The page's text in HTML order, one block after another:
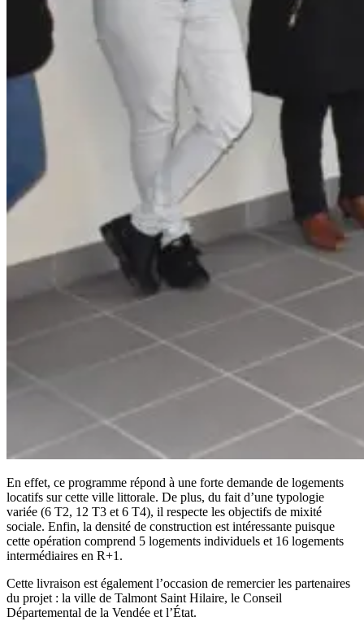
En effet, ce programme répond à une forte demande de logements
locatifs sur cette ville littorale. De plus, du fait d’une typologie
variée (6 T2, 12 T3 et 6 T4), il respecte les objectifs de mixité
sociale. Enfin, la densité de construction est intéressante puisque
cette opération comprend 5 logements individuels et 16 logements
intermédiaires en R+1.
Cette livraison est également l’occasion de remercier les partenaires
du projet : la ville de Talmont Saint Hilaire, le Conseil
Départemental de la Vendée et l’État.